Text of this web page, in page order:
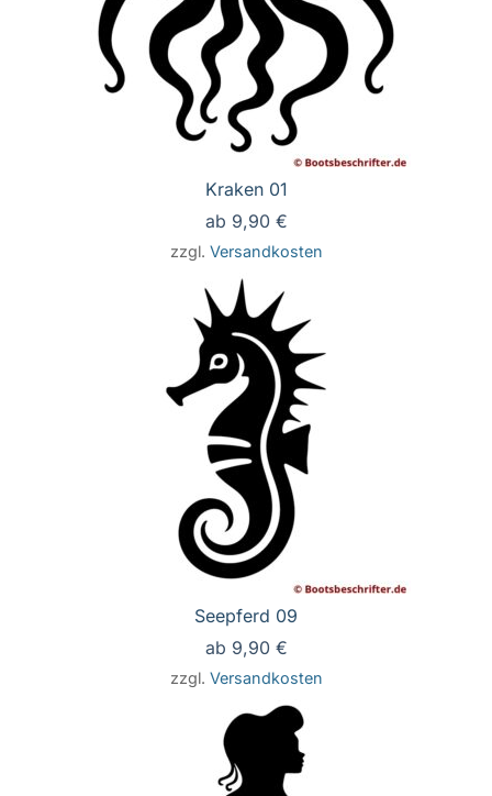
Kraken 01
ab 9,90 €
zzgl. Versandkosten
Seepferd 09
ab 9,90 €
zzgl. Versandkosten